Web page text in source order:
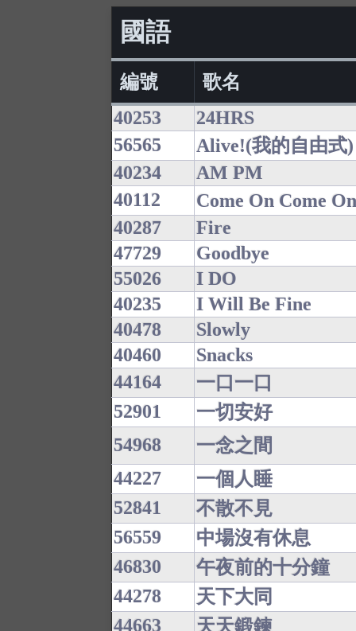
國語
編號
歌名
40253
24HRS
56565
Alive!(我的自由式)
40234
AM PM
40112
Come On Come
40287
Fire
47729
Goodbye
55026
I DO
40235
I Will Be Fine
40478
Slowly
40460
Snacks
44164
一口一口
52901
一切安好
54968
一念之間
44227
一個人睡
52841
不散不見
56559
中場沒有休息
46830
午夜前的十分鐘
44278
天下大同
44663
天天鍛鍊